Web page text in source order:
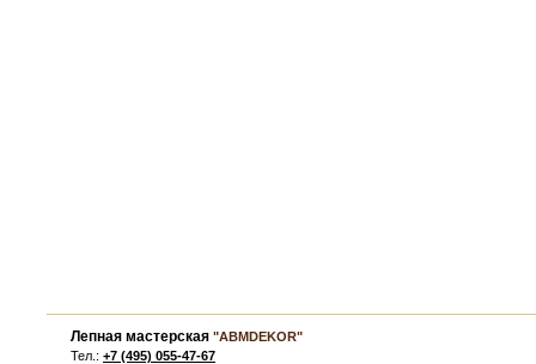
Лепная мастерская "ABMDEKOR"
Тел.: +7 (495) 055-47-67